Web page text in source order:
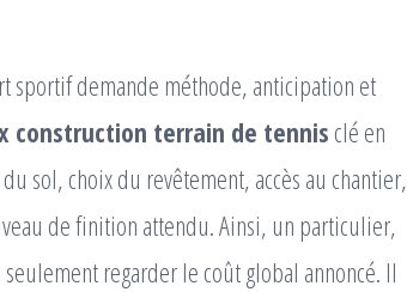
sportif demande méthode, anticipation et
construction terrain de tennis clé en
sol, choix du revêtement, accès au chantier,
de finition attendu. Ainsi, un particulier,
regarder le coût global annoncé. Il